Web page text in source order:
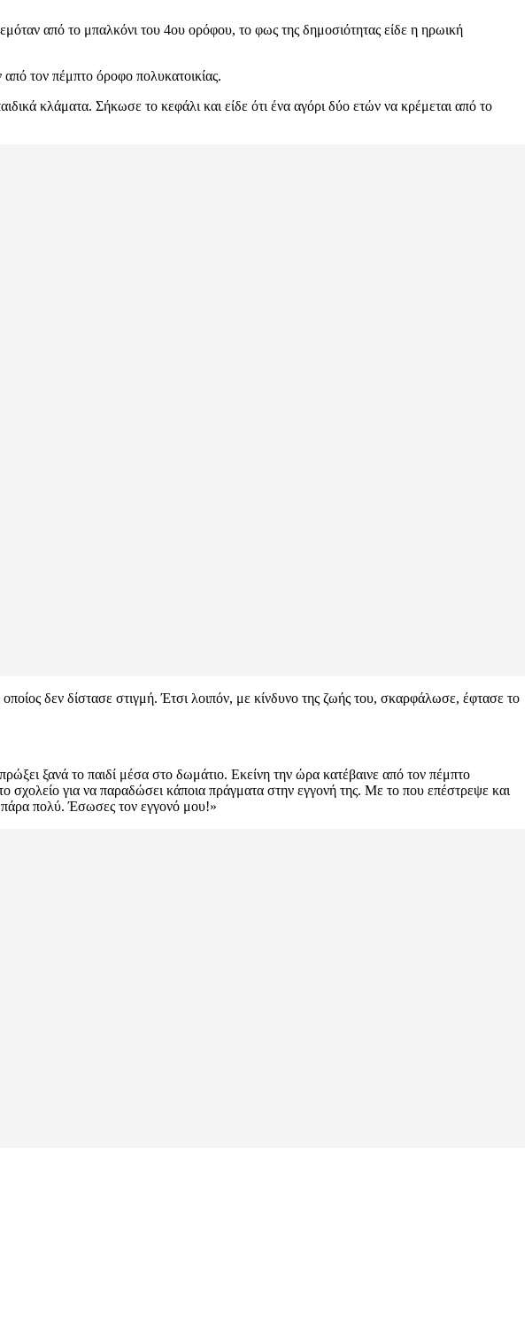
από το μπαλκόνι του 4ου ορόφου, το φως της δημοσιότητας είδε η ηρωική
τον πέμπτο όροφο πολυκατοικίας.
κλάματα. Σήκωσε το κεφάλι και είδε ότι ένα αγόρι δύο ετών να κρέμεται από το
δεν δίστασε στιγμή. Έτσι λοιπόν, με κίνδυνο της ζωής του, σκαρφάλωσε, έφτασε το
ξανά το παιδί μέσα στο δωμάτιο. Εκείνη την ώρα κατέβαινε από τον πέμπτο
σχολείο για να παραδώσει κάποια πράγματα στην εγγονή της. Με το που επέστρεψε και
πάρα πολύ. Έσωσες τον εγγονό μου!»